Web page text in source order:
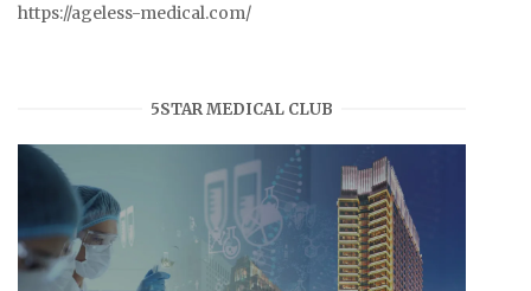
https://ageless-medical.com/
5STAR MEDICAL CLUB